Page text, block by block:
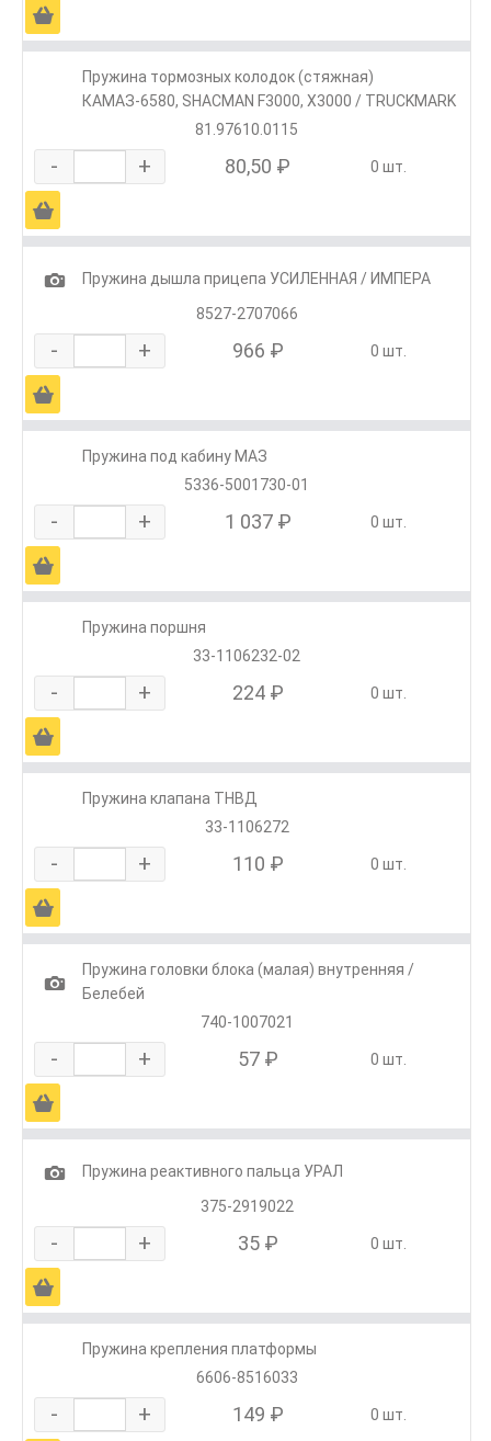
Ä
Пружина тормозных колодок (стяжная)
КАМАЗ-6580, SHACMAN F3000, Х3000 / TRUCKMARK
81.97610.0115
- + 80,50 ₽ 0 шт.
Ä
1
Пружина дышла прицепа УСИЛЕННАЯ / ИМПЕРА
8527-2707066
- + 966 ₽ 0 шт.
Ä
Пружина под кабину МАЗ
5336-5001730-01
- + 1 037 ₽ 0 шт.
Ä
Пружина поршня
33-1106232-02
- + 224 ₽ 0 шт.
Ä
Пружина клапана ТНВД
33-1106272
- + 110 ₽ 0 шт.
Ä
1
Пружина головки блока (малая) внутренняя /
Белебей
740-1007021
- + 57 ₽ 0 шт.
Ä
1
Пружина реактивного пальца УРАЛ
375-2919022
- + 35 ₽ 0 шт.
Ä
Пружина крепления платформы
6606-8516033
- + 149 ₽ 0 шт.